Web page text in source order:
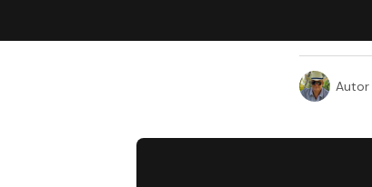
Autor